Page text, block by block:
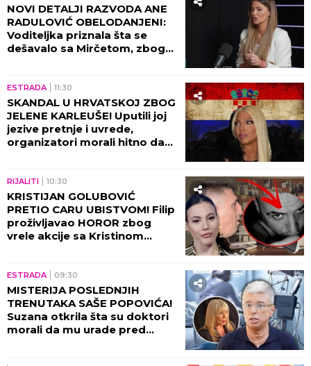
NOVI DETALJI RAZVODA ANE
RADULOVIĆ OBELODANJENI:
Voditeljka priznala šta se
dešavalo sa Mirčetom, zbog
ESTRADA 11:30
SKANDAL U HRVATSKOJ ZBOG
JELENE KARLEUŠE! Uputili joj
jezive pretnje i uvrede,
organizatori morali hitno da
RIJALITI 10:30
KRISTIJAN GOLUBOVIĆ
PRETIO CARU UBISTVOM! Filip
proživljavao HOROR zbog
vrele akcije sa Kristinom
ESTRADA 09:30
MISTERIJA POSLEDNJIH
TRENUTAKA SAŠE POPOVIĆA!
Suzana otkrila šta su doktori
morali da mu urade pred